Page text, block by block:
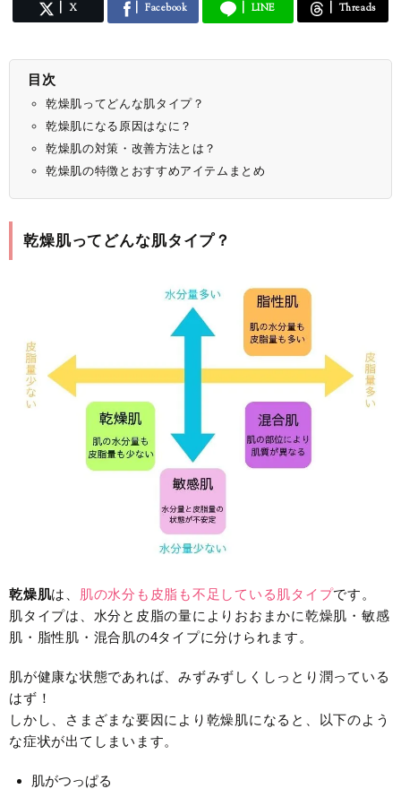
X Facebook LINE Threads
目次
乾燥肌ってどんな肌タイプ？
乾燥肌になる原因はなに？
乾燥肌の対策・改善方法とは？
乾燥肌の特徴とおすすめアイテムまとめ
乾燥肌ってどんな肌タイプ？
乾燥肌は、 肌の水分も皮脂も不足している肌タイプです。
肌タイプは、水分と皮脂の量によりおおまかに乾燥肌・敏感
肌・脂性肌・混合肌の4タイプに分けられます。
肌が健康な状態であれば、みずみずしくしっとり潤っている
はず！
しかし、さまざまな要因により乾燥肌になると、以下のよう
な症状が出てしまいます。
肌がつっぱる